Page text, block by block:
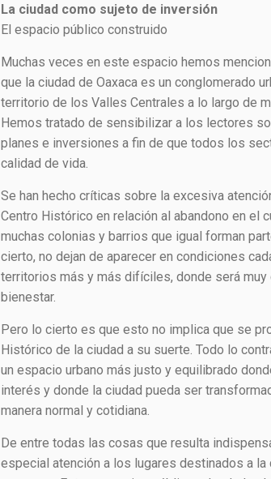
La ciudad como sujeto de inversión
El espacio público construido
Muchas veces en este espacio hemos
que la ciudad de Oaxaca es un conglomerado
territorio de los Valles Centrales a lo largo de
Hemos tratado de sensibilizar a los lectores
planes e inversiones a fin de que todos los
calidad de vida.
Se han hecho críticas sobre la excesiva
Centro Histórico en relación al abandono en el
muchas colonias y barrios que igual forman
cierto, no dejan de aparecer en condiciones
territorios más y más difíciles, donde será
bienestar.
Pero lo cierto es que esto no implica que se
Histórico de la ciudad a su suerte. Todo lo
un espacio urbano más justo y equilibrado
interés y donde la ciudad pueda ser
manera normal y cotidiana.
De entre todas las cosas que resulta
especial atención a los lugares destinados a la